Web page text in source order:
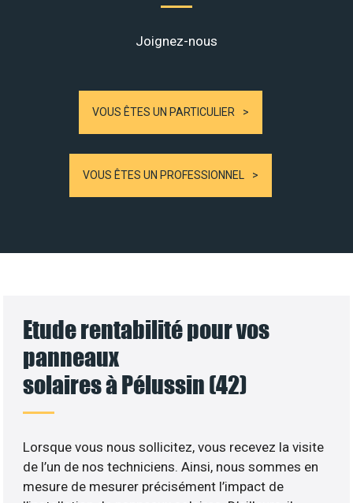
Joignez-nous
VOUS ÊTES UN PARTICULIER
VOUS ÊTES UN PROFESSIONNEL
Etude rentabilité pour vos
panneaux
solaires à Pélussin (42)
Lorsque vous nous sollicitez, vous recevez la visite
de l’un de nos techniciens. Ainsi, nous sommes en
mesure de mesurer précisément l’impact de